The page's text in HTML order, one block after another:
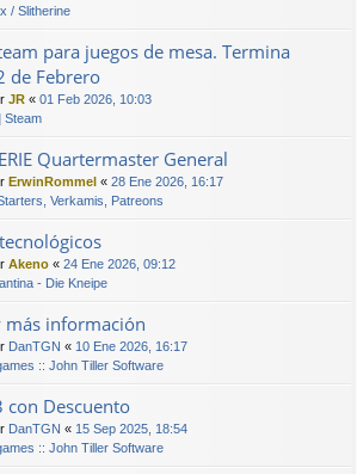
/ Slitherine
para juegos de mesa. Termina
de Febrero
JR « 01 Feb 2026, 10:03
Steam
Quartermaster General
ErwinRommel « 28 Ene 2026, 16:17
Verkamis, Patreons
Akeno « 24 Ene 2026, 09:12
- Die Kneipe
más información
DanTGN « 10 Ene 2026, 16:17
:: John Tiller Software
con Descuento
DanTGN « 15 Sep 2025, 18:54
:: John Tiller Software